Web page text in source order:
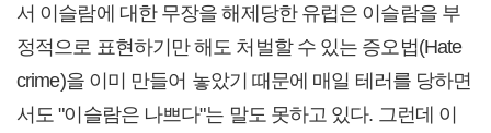
서 이슬람에 대한 무장을 해제당한 유럽은 이슬람을 부
정적으로 표현하기만 해도 처벌할 수 있는 증오법(Hate
crime)을 이미 만들어 놓았기 때문에 매일 테러를 당하면
서도 "이슬람은 나쁘다"는 말도 못하고 있다. 그런데 이